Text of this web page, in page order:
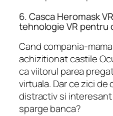
6. Casca Heromask
tehnologie VR pentru
Cand compania-
achizitionat castile
ca viitorul parea
virtuala. Dar ce zici de
distractiv si
sparge banca?